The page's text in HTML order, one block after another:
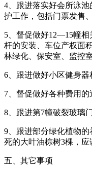
4、跟进落实好会所泳
护工作，包括门票发售
5、督促做好12—15幢
杆的安装、车位产权面
林绿化、保安室、监控
6、跟进做好小区健身器
7、督促做好各种费用的
8、跟进第7幢破裂玻璃
9、跟进部分绿化植物
死的大叶油棕树3棵，应
五、其它事项